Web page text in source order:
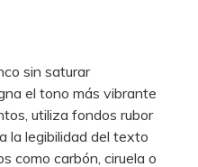
sin saturar
el tono más vibrante
utiliza fondos rubor
la legibilidad del texto
como carbón, ciruela o